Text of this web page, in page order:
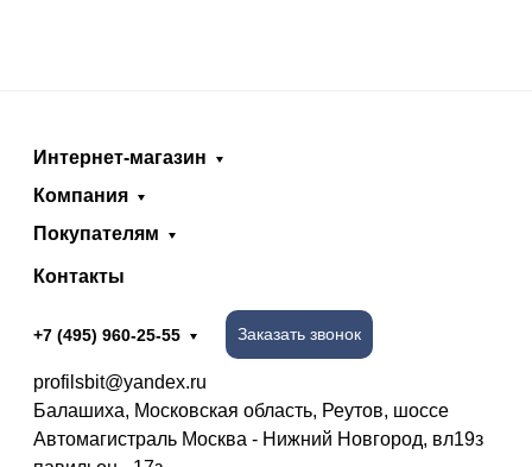
Интернет-магазин
Компания
Покупателям
Контакты
+7 (495) 960-25-55 Заказать звонок
profilsbit@yandex.ru
Балашиха, Московская область, Реутов, шоссе
Автомагистраль Москва - Нижний Новгород, вл19з